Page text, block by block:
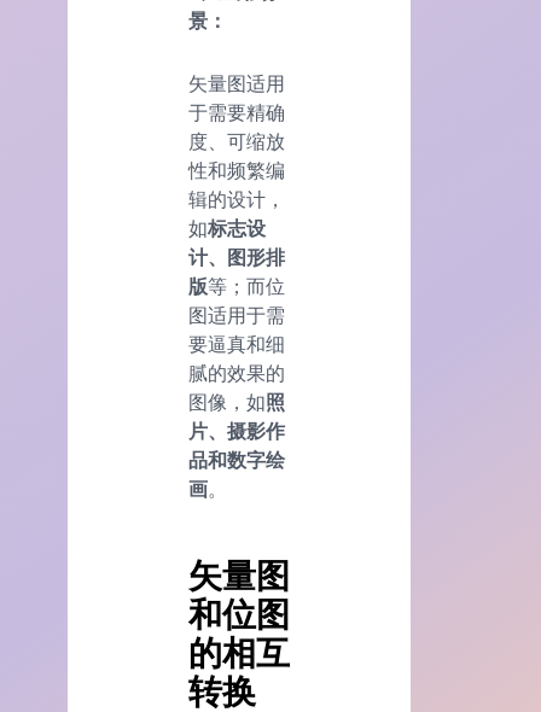
景：
矢量图适用
于需要精确
度、可缩放
性和频繁编
辑的设计，
如标志设
计、图形排
版等；而位
图适用于需
要逼真和细
腻的效果的
图像，如照
片、摄影作
品和数字绘
画。
矢量图
和位图
的相互
转换